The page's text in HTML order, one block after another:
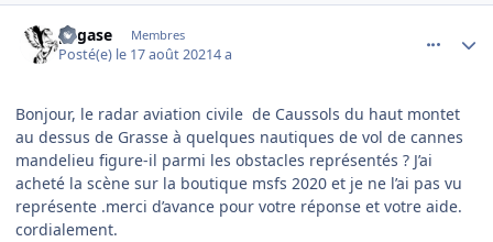
pegase Membres
Posté(e) le 17 août 20214 a
Bonjour, le radar aviation civile de Caussols du haut montet
au dessus de Grasse à quelques nautiques de vol de cannes
mandelieu figure-il parmi les obstacles représentés ? J’ai
acheté la scène sur la boutique msfs 2020 et je ne l’ai pas vu
représente .merci d’avance pour votre réponse et votre aide.
cordialement.